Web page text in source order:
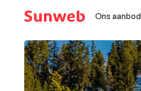
Ons aanbod